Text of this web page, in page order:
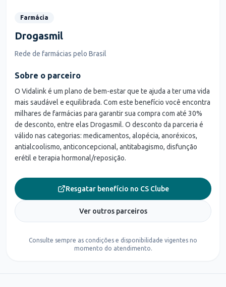
Farmácia
Drogasmil
Rede de farmácias pelo Brasil
Sobre o parceiro
O Vidalink é um plano de bem-estar que te ajuda a ter uma vida
mais saudável e equilibrada. Com este benefício você encontra
milhares de farmácias para garantir sua compra com até 30%
de desconto, entre elas Drogasmil. O desconto da parceria é
válido nas categorias: medicamentos, alopécia, anoréxicos,
antialcoolismo, anticoncepcional, antitabagismo, disfunção
erétil e terapia hormonal/reposição.
Resgatar benefício no CS Clube
Ver outros parceiros
Consulte sempre as condições e disponibilidade vigentes no
momento do atendimento.